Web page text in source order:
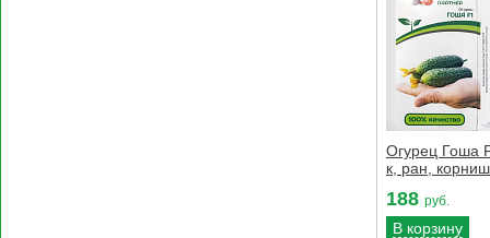
Огурец Гоша
к, ран,
188 руб.
В корзину